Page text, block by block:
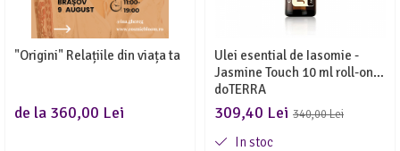
Meditez
"Origini" Relațiile din viața ta
de la 360,00 Lei
Ulei esential de Iasomie -
Jasmine Touch 10 ml roll-on
doTERRA
340,00 Lei
309,40 Lei
In stoc